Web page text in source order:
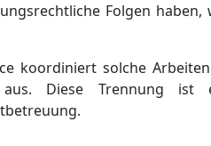
Folgen
koordiniert solche
Diese Trennung ist